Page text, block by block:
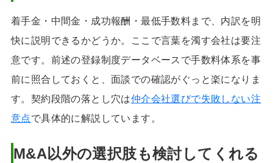
着手金・中間金・成功報酬・最低手数料まで、内訳を明
快に説明できるかどうか。ここで言葉を濁す会社は要注
意です。前述の登録制度データベースで手数料体系を事
前に照合しておくと、面談での確認がぐっと楽になりま
す。契約段階の落とし穴は仲介会社選びで失敗しない注
意点で具体的に解説しています。
M&A以外の選択肢も検討してくれる